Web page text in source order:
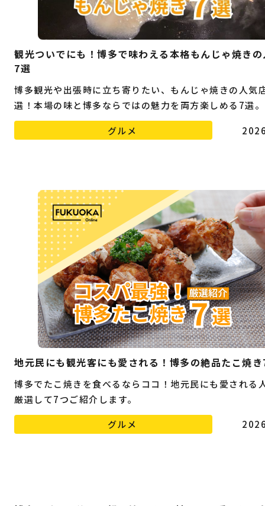
観光ついでにも！博多で味わえる本格もんじゃ焼き
7選
博多観光や出張時に立ち寄りたい、もんじゃ焼きの人気
選！本場の味と博多ならではの魅力を両方楽しめる7選。
グルメ
地元民にも観光客にも愛される！博多の絶品たこ焼
博多でたこ焼きを食べるならココ！地元民にも愛される
厳選して7つご紹介します。
グルメ